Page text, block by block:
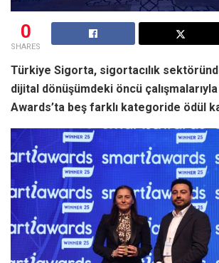
0
SHARES
Türkiye Sigorta, sigortacılık
dijital dönüşümdeki öncü
Awards’ta beş farklı kategoride ödül